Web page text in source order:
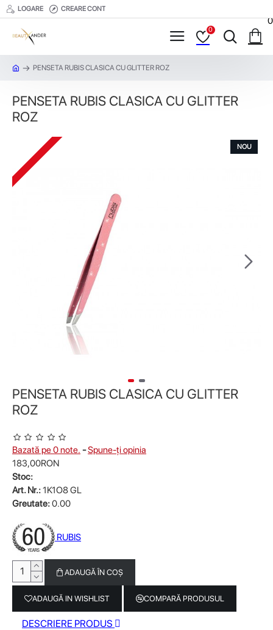
LOGARE CREARE CONT
0
0
PENSETA RUBIS CLASICA CU GLITTER ROZ
PENSETA RUBIS CLASICA CU GLITTER
ROZ
NOU
PENSETA RUBIS CLASICA CU GLITTER
ROZ
Bazată pe 0 note. -Spune-ţi opinia
183,00RON
Stoc:
Art. Nr.:1K1O8 GL
Greutate:0.00
RUBIS
ADAUGĂ ÎN COŞ
ADAUGĂ IN WISHLIST COMPARĂ PRODUSUL
DESCRIERE PRODUS